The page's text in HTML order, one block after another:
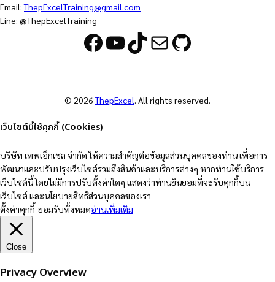
Email:ThepExcelTraining@gmail.com
Line: @ThepExcelTraining
Facebook YouTube TikTok Mail GitHub
© 2026ThepExcel. All rights reserved.
เว็บไซต์นี้ใช้คุกกี้ (Cookies)
บริษัท เทพเอ็กเซล จำกัด ให้ความสำคัญต่อข้อมูลส่วนบุคคลของท่าน เพื่อการ
พัฒนาและปรับปรุงเว็บไซต์รวมถึงสินค้าและบริการต่างๆ หากท่านใช้บริการ
เว็บไซต์นี้ โดยไม่มีการปรับตั้งค่าใดๆ แสดงว่าท่านยินยอมที่จะรับคุกกี้บน
เว็บไซต์ และนโยบายสิทธิส่วนบุคคลของเรา
ตั้งค่าคุกกี้ ยอมรับทั้งหมดอ่านเพิ่มเติม
Close
Privacy Overview